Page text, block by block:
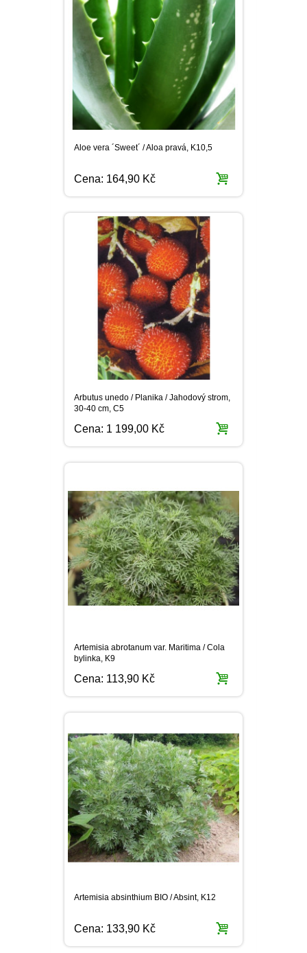
Aloe vera ´Sweet´ / Aloa pravá, K10,5
Cena: 164,90 Kč
Arbutus unedo / Planika / Jahodový strom,
30-40 cm, C5
Cena: 1 199,00 Kč
Artemisia abrotanum var. Maritima / Cola
bylinka, K9
Cena: 113,90 Kč
Artemisia absinthium BIO / Absint, K12
Cena: 133,90 Kč